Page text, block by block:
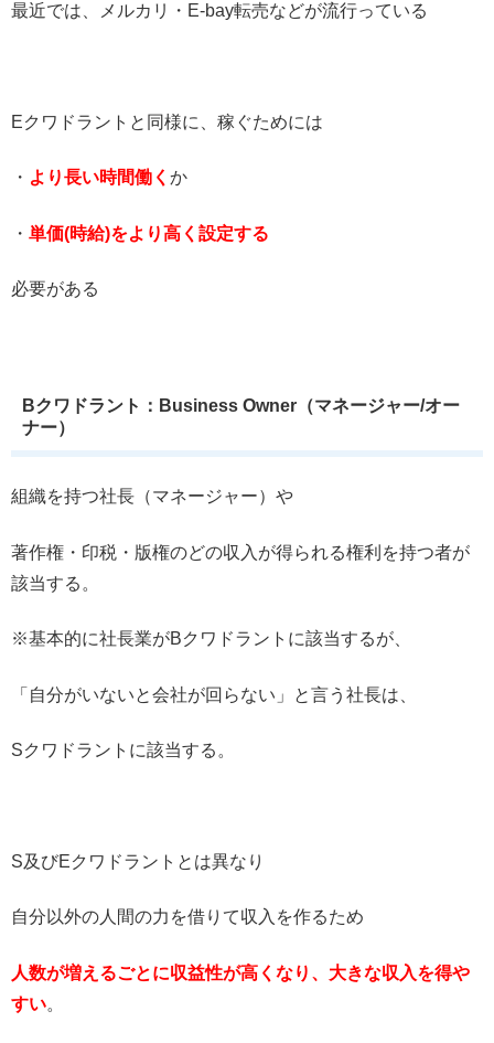
最近では、メルカリ・E-bay転売などが流行っている
Eクワドラントと同様に、稼ぐためには
・ より長い時間働く か
・ 単価(時給)をより高く設定する
必要がある
Bクワドラント：Business Owner（マネージャー/オー
ナー）
組織を持つ社長（マネージャー）や
著作権・印税・版権のどの収入が得られる権利を持つ者が
該当する。
※基本的に社長業がBクワドラントに該当するが、
「自分がいないと会社が回らない」と言う社長は、
Sクワドラントに該当する。
S及びEクワドラントとは異なり
自分以外の人間の力を借りて収入を作るため
人数が増えるごとに収益性が高くなり、大きな収入を得や
すい。